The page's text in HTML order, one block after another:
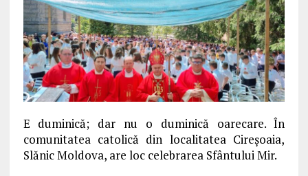
E duminică; dar nu o duminică oarecare. În
comunitatea catolică din localitatea Cireşoaia,
Slănic Moldova, are loc celebrarea Sfântului Mir.